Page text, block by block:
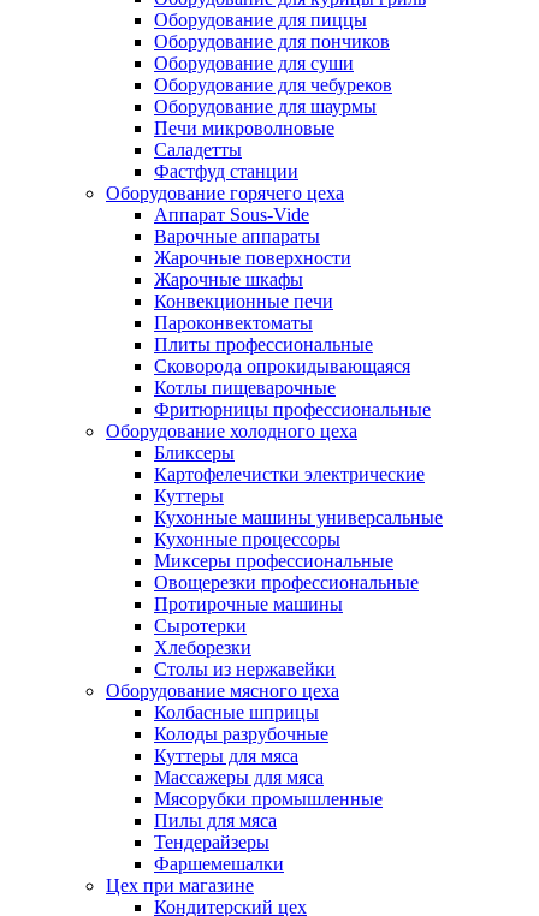
Оборудование для пиццы
Оборудование для пончиков
Оборудование для суши
Оборудование для чебуреков
Оборудование для шаурмы
Печи микроволновые
Саладетты
Фастфуд станции
Оборудование горячего цеха
Аппарат Sous-Vide
Варочные аппараты
Жарочные поверхности
Жарочные шкафы
Конвекционные печи
Пароконвектоматы
Плиты профессиональные
Сковорода опрокидывающаяся
Котлы пищеварочные
Фритюрницы профессиональные
Оборудование холодного цеха
Бликсеры
Картофелечистки электрические
Куттеры
Кухонные машины универсальные
Кухонные процессоры
Миксеры профессиональные
Овощерезки профессиональные
Протирочные машины
Сыротерки
Хлеборезки
Столы из нержавейки
Оборудование мясного цеха
Колбасные шприцы
Колоды разрубочные
Куттеры для мяса
Массажеры для мяса
Мясорубки промышленные
Пилы для мяса
Тендерайзеры
Фаршемешалки
Цех при магазине
Кондитерский цех